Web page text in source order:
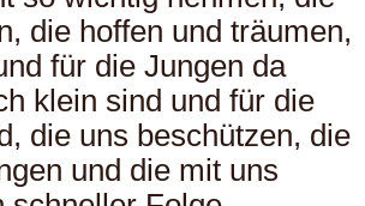
die hoffen und träumen,
für die Jungen da
klein sind und für die
die uns beschützen, die
und die mit uns